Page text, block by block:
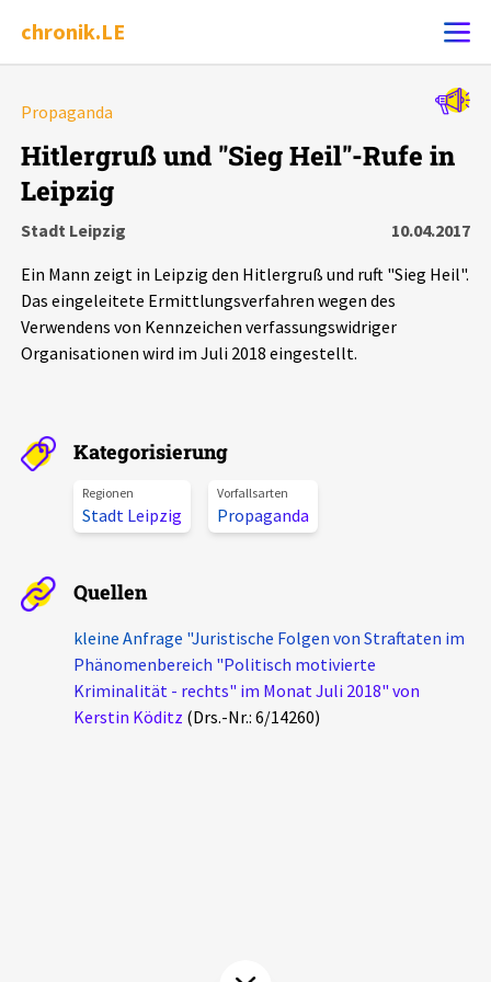
chronik.LE
Chronik
Leipziger Zustände
Phänomene
Aktuelles
Alle Beiträge
Pressemitteilungen
Podcasts
Über uns
Projektbeschreibung
Kontakt
Unterstützer_innen
Propaganda
Hitlergruß und "Sieg Heil"-Rufe in
Leipzig
Stadt Leipzig
10.04.2017
Ein Mann zeigt in Leipzig den Hitlergruß und ruft "Sieg Heil".
Das eingeleitete Ermittlungsverfahren wegen des
Verwendens von Kennzeichen verfassungswidriger
Organisationen wird im Juli 2018 eingestellt.
Kategorisierung
Regionen
Stadt Leipzig
Vorfallsarten
Propaganda
Quellen
kleine Anfrage "Juristische Folgen von Straftaten im
Phänomenbereich "Politisch motivierte
Kriminalität - rechts" im Monat Juli 2018" von
Kerstin Köditz (Drs.-Nr.: 6/14260)
Alle Ereignisse
7502 Ereignisse
Ereignisse